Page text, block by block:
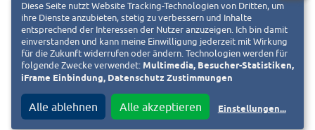
Diese Seite nutzt Website Tracking-Technologien von Dritten, um
ihre Dienste anzubieten, stetig zu verbessern und Inhalte
entsprechend der Interessen der Nutzer anzuzeigen. Ich bin damit
einverstanden und kann meine Einwilligung jederzeit mit Wirkung
für die Zukunft widerrufen oder ändern. Technologien werden für
folgende Zwecke verwendet: Multimedia, Besucher-Statistiken,
iFrame Einbindung, Datenschutz Zustimmungen
Alle ablehnen Alle akzeptieren Einstellungen...